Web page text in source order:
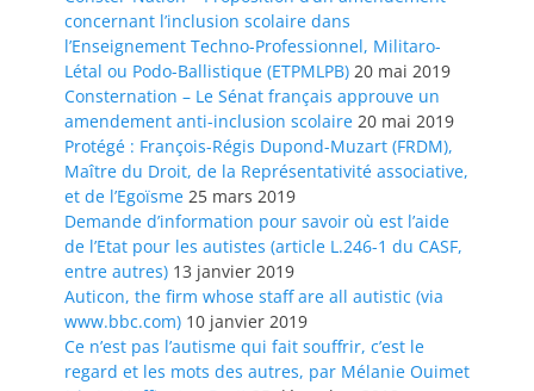
concernant l’inclusion scolaire dans
l’Enseignement Techno-Professionnel, Militaro-
Létal ou Podo-Ballistique (ETPMLPB) 20 mai 2019
Consternation – Le Sénat français approuve un
amendement anti-inclusion scolaire 20 mai 2019
Protégé : François-Régis Dupond-Muzart (FRDM),
Maître du Droit, de la Représentativité associative,
et de l’Egoïsme 25 mars 2019
Demande d’information pour savoir où est l’aide
de l’Etat pour les autistes (article L.246-1 du CASF,
entre autres) 13 janvier 2019
Auticon, the firm whose staff are all autistic (via
www.bbc.com) 10 janvier 2019
Ce n’est pas l’autisme qui fait souffrir, c’est le
regard et les mots des autres, par Mélanie Ouimet